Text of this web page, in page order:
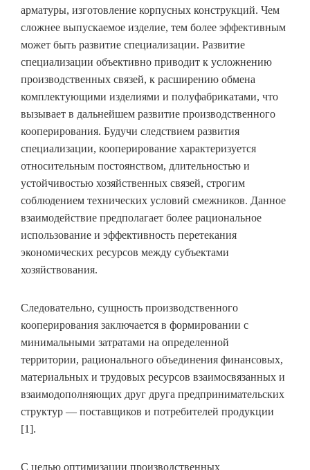
арматуры, изготовление корпусных конструкций. Чем
сложнее выпускаемое изделие, тем более эффективным
может быть развитие специализации. Развитие
специализации объективно приводит к усложнению
производственных связей, к расширению обмена
комплектующими изделиями и полуфабрикатами, что
вызывает в дальнейшем развитие производственного
кооперирования. Будучи следствием развития
специализации, кооперирование характеризуется
относительным постоянством, длительностью и
устойчивостью хозяйственных связей, строгим
соблюдением технических условий смежников. Данное
взаимодействие предполагает более рациональное
использование и эффективность перетекания
экономических ресурсов между субъектами
хозяйствования.
Следовательно, сущность производственного
кооперирования заключается в формировании с
минимальными затратами на определенной
территории, рационального объединения финансовых,
материальных и трудовых ресурсов взаимосвязанных и
взаимодополняющих друг друга предпринимательских
структур — поставщиков и потребителей продукции
[1].
С целью оптимизации производственных